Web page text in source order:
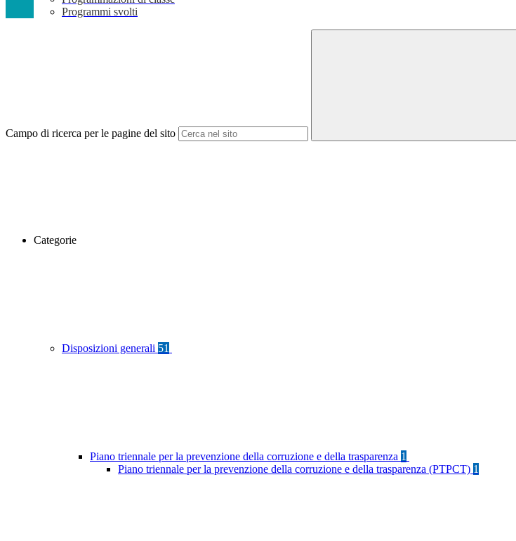
Programmi svolti
Campo di ricerca per le pagine del sito
Categorie
Disposizioni generali 51
Piano triennale per la prevenzione della corruzione e della trasparenza 1
Piano triennale per la prevenzione della corruzione e della trasparenza (PTPCT) 1